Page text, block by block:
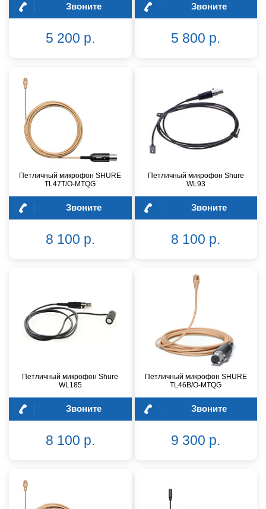
Звоните
5 200 р.
Звоните
5 800 р.
Петличный микрофон SHURE
TL47T/O-MTQG
Звоните
8 100 р.
Петличный микрофон Shure
WL93
Звоните
8 100 р.
Петличный микрофон Shure
WL185
Звоните
8 100 р.
Петличный микрофон SHURE
TL46B/O-MTQG
Звоните
9 300 р.